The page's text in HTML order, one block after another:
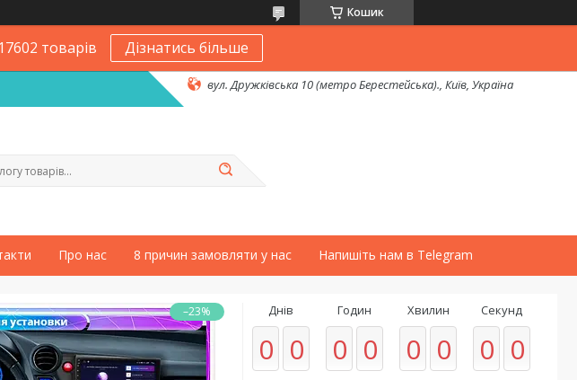
Кошик
товарів Дізнатись більше
вул. Дружківська 10 (метро Берестейська)., Київ, Україна
Про нас 8 причин замовляти у нас Напишіть нам в Telegram
–23% Днів
0 0
Годин
0 0
Хвилин
0 0
Секунд
0 0